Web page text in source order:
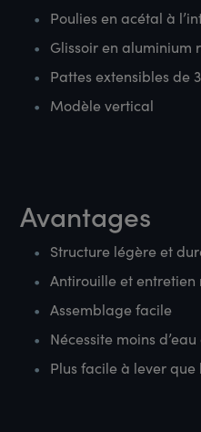
Poulies en acétal à
Glissoir en aluminium
Pattes extensibles de
Modèle vertical
Avantages
Structure légère et
Antirouille et entretien
Assemblage facile
Nécessite moins
Plus facile à lever